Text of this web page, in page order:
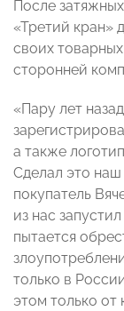
После
«Третий кран»
своих
сторонней
«Пару лет
а также
Сделал это
покупатель
из нас
пытается
только в
этом только от